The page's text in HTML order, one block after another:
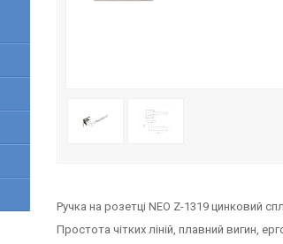
Ручка на розетці NEO Z-1319 цинковий
Простота чітких ліній, плавний вигин,